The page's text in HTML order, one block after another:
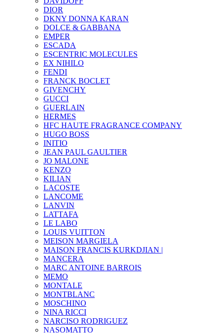
DIOR
DKNY DONNA KARAN
DOLCE & GABBANA
EMPER
ESCADA
ESCENTRIC MOLECULES
EX NIHILO
FENDI
FRANCK BOCLET
GIVENCHY
GUCCI
GUERLAIN
HERMES
HFC HAUTE FRAGRANCE COMPANY
HUGO BOSS
INITIO
JEAN PAUL GAULTIER
JO MALONE
KENZO
KILIAN
LACOSTE
LANCOME
LANVIN
LATTAFA
LE LABO
LOUIS VUITTON
MEISON MARGIELA
MAISON FRANCIS KURKDJIAN |
MANCERA
MARC ANTOINE BARROIS
MEMO
MONTALE
MONTBLANC
MOSCHINO
NINA RICCI
NARCISO RODRIGUEZ
NASOMATTO